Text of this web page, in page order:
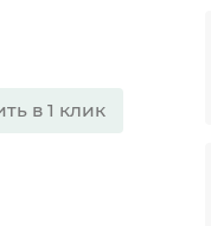
в 1 клик